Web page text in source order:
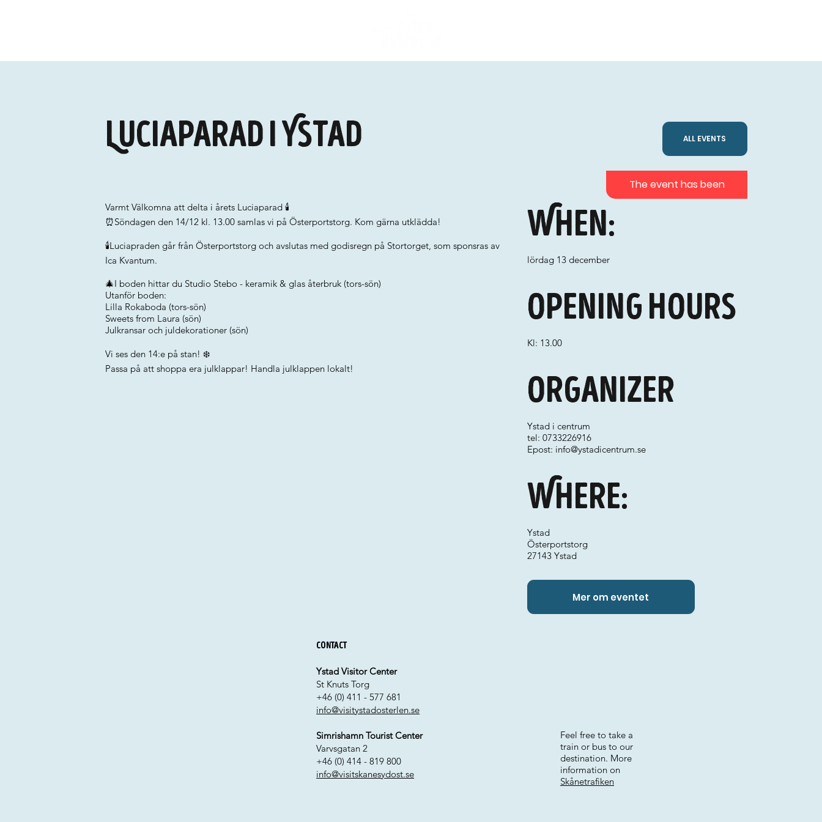
Luciaparad i Ystad ALL EVENTS
Varmt Välkomna att delta i årets Luciaparad 🕯️
⏰Söndagen den 14/12 kl. 13.00 samlas vi på Österportstorg. Kom gärna utklädda!
🕯️Luciapraden går från Österportstorg och avslutas med godisregn på Stortorget, som sponsras av
Ica Kvantum.
🎄I boden hittar du Studio Stebo - keramik & glas återbruk (tors-sön)
Utanför boden:
Lilla Rokaboda (tors-sön)
Sweets from Laura (sön)
Julkransar och juldekorationer (sön)
Vi ses den 14:e på stan! ❄️
Passa på att shoppa era julklappar! Handla julklappen lokalt!
When:
lördag 13 december
Where:
Organizer
Ystad i centrum
tel: 0733226916
Epost: info@ystadicentrum.se
Ystad
Österportstorg
27143 Ystad
Opening hours
Kl: 13.00
Mer om eventet
The event has been
Contact
Ystad Visitor Center
St Knuts Torg
+46 (0) 411 - 577 681
info@visitystadosterlen.se
Simrishamn Tourist Center
Varvsgatan 2
+46 (0) 414 - 819 800
info@visitskanesydost.se
Feel free to take a
train or bus to our
destination. More
information on
Skånetrafiken